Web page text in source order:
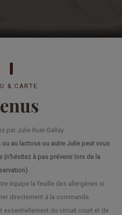
& CARTE
par Julie Ruel-Gallay
au lactose ou autre Julie peut vous
à pas prévenir lors de la
équipe la feuille des allergènes si
directement à la commande.
essentiellement du circuit court et de